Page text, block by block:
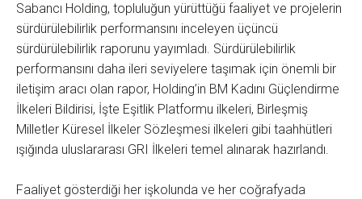
Sabancı Holding, topluluğun yürüttüğü faaliyet ve projelerin
sürdürülebilirlik performansını inceleyen üçüncü
sürdürülebilirlik raporunu yayımladı. Sürdürülebilirlik
performansını daha ileri seviyelere taşımak için önemli bir
iletişim aracı olan rapor, Holding’in BM Kadını Güçlendirme
İlkeleri Bildirisi, İşte Eşitlik Platformu ilkeleri, Birleşmiş
Milletler Küresel İlkeler Sözleşmesi ilkeleri gibi taahhütleri
ışığında uluslararası GRI İlkeleri temel alınarak hazırlandı.
Faaliyet gösterdiği her işkolunda ve her coğrafyada